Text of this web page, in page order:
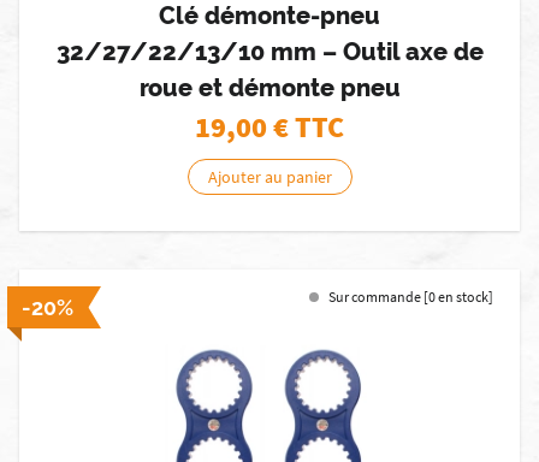
Clé démonte-pneu
32/27/22/13/10 mm – Outil axe de
roue et démonte pneu
19,00€ TTC
Ajouter au panier
-20% Sur commande [0 en stock]